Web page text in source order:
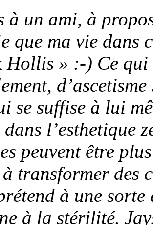
à un ami, à
que ma vie dans
Hollis » :-) Ce qui
se suffise à lui
dans l’esthetique
peuvent être
transformer des
à une
à la stérilité.